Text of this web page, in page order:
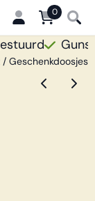
of sta
0
/ Geschenkdoosjes